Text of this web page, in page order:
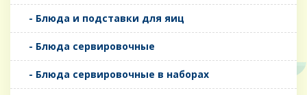
- Блюда и подставки для яиц
- Блюда сервировочные
- Блюда сервировочные в наборах